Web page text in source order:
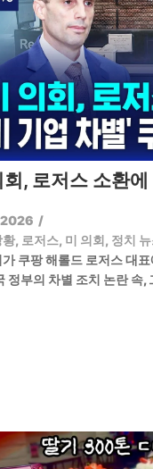
회, 로저스 소환
/
황, 로저스, 미 의회, 정치
가 쿠팡 해롤드 로저스 대
정부의 차별 조치 논란 속